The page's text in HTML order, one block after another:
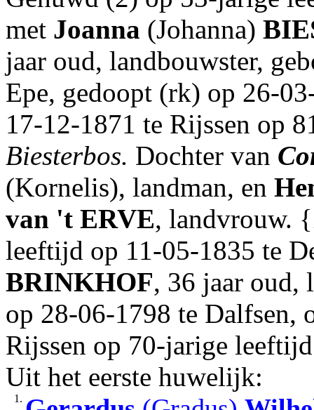
met Joanna (Johanna)
jaar oud, landbouwster,
Epe, gedoopt (rk) op 26-
17-12-1871 te Rijssen op
Biesterbos. Dochter van
(Kornelis), landman, en
van 't ERVE, landvrouw.
leeftijd op 11-05-1835 te
BRINKHOF, 36 jaar oud,
op 28-06-1798 te Dalfsen,
Rijssen op 70-jarige
Uit het eerste huwelijk:
1.